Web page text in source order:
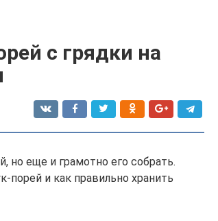
с грядки на
еще и грамотно его собрать.
порей и как правильно хранить